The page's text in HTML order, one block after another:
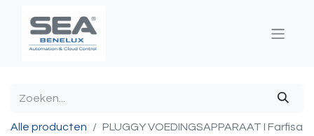
Alle producten PLUGGY VOEDINGSAPPARAAT I Farfisa